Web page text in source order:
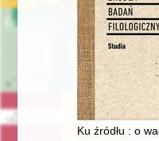
Ku źródłu : o